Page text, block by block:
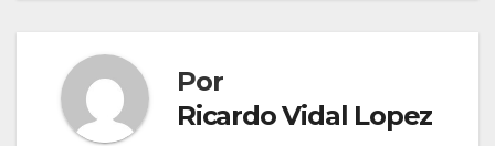
de
entradas
Por
Ricardo Vidal Lopez